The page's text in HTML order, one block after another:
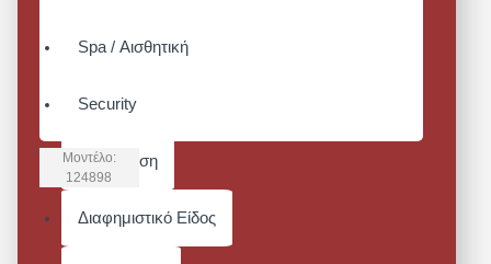
Spa / Αισθητική
Security
Συντήρηση
Διαφημιστικό Είδος
Μοντέλο:
124898
UNISEX